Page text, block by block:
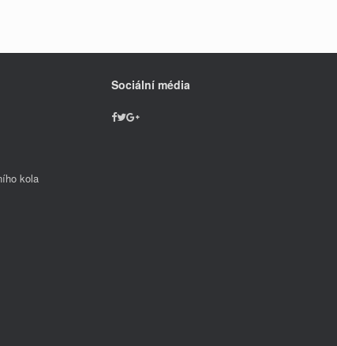
kola
Sociální média